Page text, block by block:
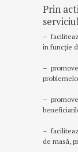
Prin
–
în funcție
–
–
–
de masă,